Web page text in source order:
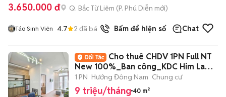
3.650.000 đ Q. Bắc Từ Liêm (P. Phú Diễn mới)
Táo Sinh Viên 4.7 2 đã bán Bấm để hiện số Chat
Cho thuê CHDV 1PN Full NT
New 100%_Ban công_KDC Him Lam
Quận 7.
1 PN Hướng Đông Nam Chung cư
9 triệu/tháng 40 m²